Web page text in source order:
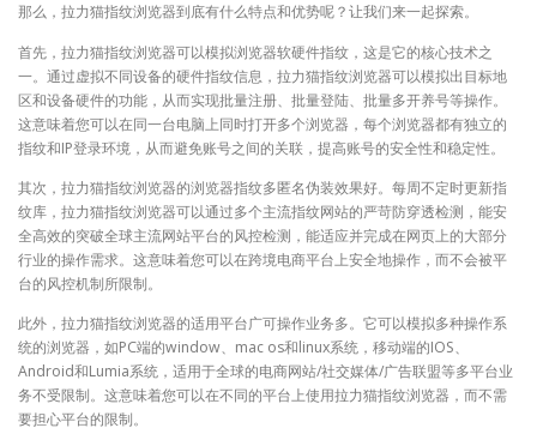
那么，拉力猫指纹浏览器到底有什么特点和优势呢？让我们来一起探索。
首先，拉力猫指纹浏览器可以模拟浏览器软硬件指纹，这是它的核心技术之
一。通过虚拟不同设备的硬件指纹信息，拉力猫指纹浏览器可以模拟出目标地
区和设备硬件的功能，从而实现批量注册、批量登陆、批量多开养号等操作。
这意味着您可以在同一台电脑上同时打开多个浏览器，每个浏览器都有独立的
指纹和IP登录环境，从而避免账号之间的关联，提高账号的安全性和稳定性。
其次，拉力猫指纹浏览器的浏览器指纹多匿名伪装效果好。每周不定时更新指
纹库，拉力猫指纹浏览器可以通过多个主流指纹网站的严苛防穿透检测，能安
全高效的突破全球主流网站平台的风控检测，能适应并完成在网页上的大部分
行业的操作需求。这意味着您可以在跨境电商平台上安全地操作，而不会被平
台的风控机制所限制。
此外，拉力猫指纹浏览器的适用平台广可操作业务多。它可以模拟多种操作系
统的浏览器，如PC端的window、mac os和linux系统，移动端的IOS、
Android和Lumia系统，适用于全球的电商网站/社交媒体/广告联盟等多平台业
务不受限制。这意味着您可以在不同的平台上使用拉力猫指纹浏览器，而不需
要担心平台的限制。